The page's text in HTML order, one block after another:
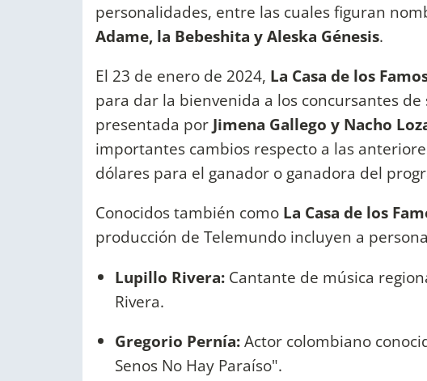
personalidades, entre las cuales figuran
Adame, la Bebeshita y Aleska Génesis.
El 23 de enero de 2024, La Casa de los
para dar la bienvenida a los concursantes
presentada por Jimena Gallego y Nacho
importantes cambios respecto a las
dólares para el ganador o ganadora del
Conocidos también como La Casa de los
producción de Telemundo incluyen a
Lupillo Rivera: Cantante de música
Rivera.
Gregorio Pernía:Actor colombiano
Senos No Hay Paraíso".